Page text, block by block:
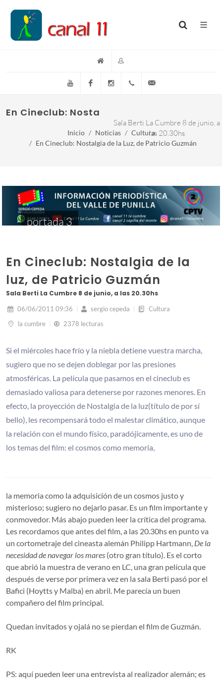
YouTube FacebookInstagram(+54)(9)3548-576073
En Cineclub: Nostalgia de la luz, de
Sala Berti La Cumbre 8 de junio, a
las 20.30hs
Inicio Noticias
Cultura
En Cineclub: Nostalgia de la Luz, de Patricio Guzmán
portada 3
En Cineclub: Nostalgia de la
luz, de Patricio Guzmán
Sala Berti La Cumbre 8 de junio, a las 20.30hs
06/06/2011 09:36 sergio cepeda
Cultura
la cumbre
2378 lecturas
Si el miércoles hace frío y la niebla detiene vuestra marcha,
sugiero que no se dejen doblegar por las presiones
atmosféricas. La película que pasamos en el cineclub es
demasiado valiosa para detenerse por razones menores. En
efecto, la proyección de Nostalgia de la luz(título de por sí
bello), les recompensará todo el malestar climático, aunque
la relación con el mundo físico, paradójicamente, es uno de
los temas del film: el cosmos como memoria,
la memoria como la adquisición de un cosmos justo y
misterioso; sugiero no dejarlo pasar. Es un film importante y
conmovedor. Más abajo pueden leer la crítica del programa.
Les recordamos que antes del film, a las 20.30hs en punto va
un cortometraje del cineasta alemán Philipp Hartmann, De la
necesidad de navegar los mares (otro gran título). Es el corto
que abrió la muestra de verano en LC, una gran película que
después de verse por primera vez en la sala Berti pasó por el
Bafici (Hoytts y Malba) en abril. Me parecía un buen
compañero del film principal.
Quedan invitados y ojalá no se pierdan el film de Guzmán.
RK
PS: aquí pueden leer una entrevista al realizador alemán; es